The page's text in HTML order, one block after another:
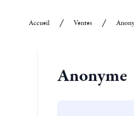
Accueil Ventes
Anonyme